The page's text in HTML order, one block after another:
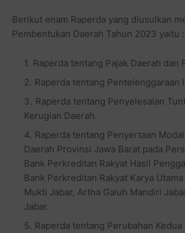
Berikut enam Raperda yang diusulkan
Pembentukan Daerah Tahun 2023 yaitu :
Raperda tentang Pajak Daerah dan
Raperda tentang Pentelenggaraan
Raperda tentang Penyelesaian
Kerugian Daerah.
Raperda tentang Penyertaan
Daerah Provinsi Jawa Barat pada
Bank Perkreditan Rakyat Hasil
Bank Perkreditan Rakyat Karya
Mukti Jabar, Artha Galuh Mandiri
Jabar.
Raperda tentang Perubahan